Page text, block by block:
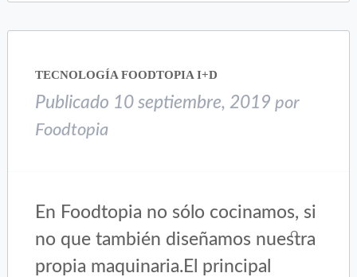
abre
una
ventana
nueva)
abre
una
ventana
nueva)
TECNOLOGÍA FOODTOPIA I+D
Publicado 10 septiembre, 2019 por
Foodtopia
En Foodtopia no sólo cocinamos, si
no que también diseñamos nuestra
propia maquinaria.El principal